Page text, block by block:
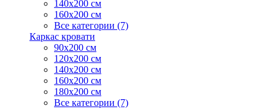
140х200 см
160х200 см
Все категории (7)
Каркас кровати
90х200 см
120х200 см
140х200 см
160х200 см
180х200 см
Все категории (7)